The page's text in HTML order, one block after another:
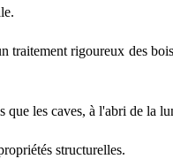
traitement rigoureux des
que les caves, à l'abri de la
structurelles.